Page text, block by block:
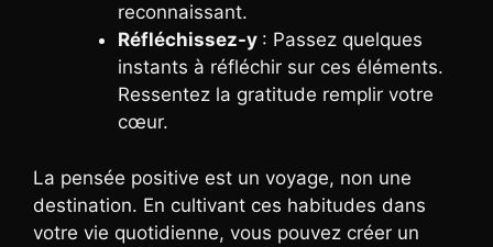
reconnaissant.
Réfléchissez-y : Passez quelques
instants à réfléchir sur ces éléments.
Ressentez la gratitude remplir votre
cœur.
La pensée positive est un voyage, non une
destination. En cultivant ces habitudes dans
votre vie quotidienne, vous pouvez créer un